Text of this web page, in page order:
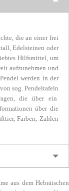
die an einer frei
Edelsteinen oder
Hilfsmittel, um
aufzunehmen und
werden in der
sog. Pendeltafeln
die über ein
über die
Farben, Zahlen
aus dem Hebräischen